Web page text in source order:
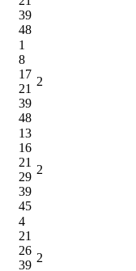
39
48
1
8
17
21
39
48
2
13
16
21
29
39
45
2
4
21
26
39
2